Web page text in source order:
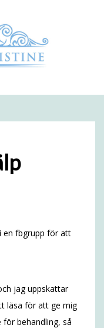
en fbgrupp för att
jag uppskattar
läsa för att ge mig
behandling, så